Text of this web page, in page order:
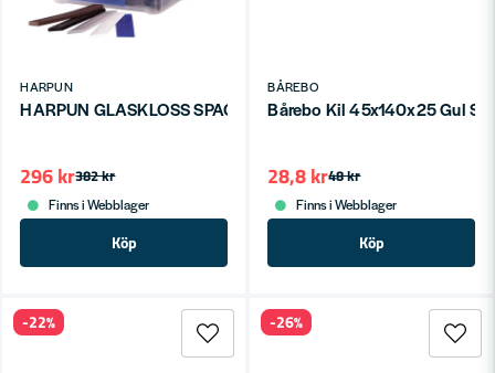
HARPUN
HARPUN GLASKLOSS SPACERMIX 200ST
382 kr
296 kr
Finns i Webblager
Köp
BÅREBO
Bårebo Kil 45x140x25 Gul
48 kr
28,8 kr
Finns i Webblager
Köp
-22% -26%